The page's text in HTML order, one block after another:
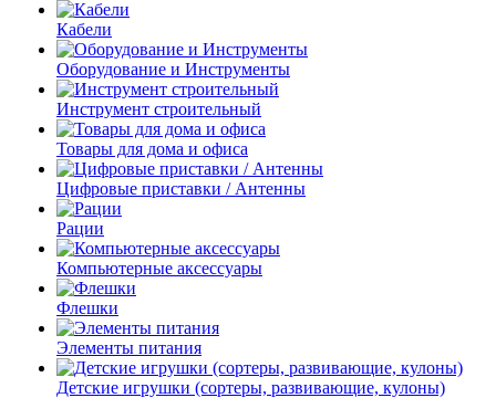
Кабели
Оборудование и Инструменты
Инструмент строительный
Товары для дома и офиса
Цифровые приставки / Антенны
Рации
Компьютерные аксессуары
Флешки
Элементы питания
Детские игрушки (сортеры, развивающие, кулоны)